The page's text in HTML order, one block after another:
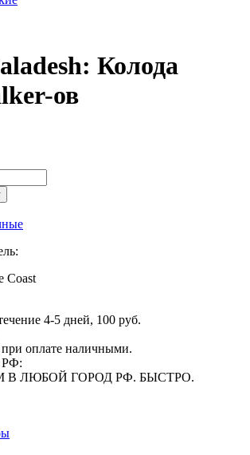
Колода
ов
Coast
4-5 дней, 100 руб.
оплате наличными.
РФ:
В ЛЮБОЙ ГОРОД РФ. БЫСТРО.